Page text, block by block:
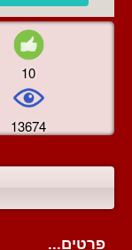
10
13674
פרטים...